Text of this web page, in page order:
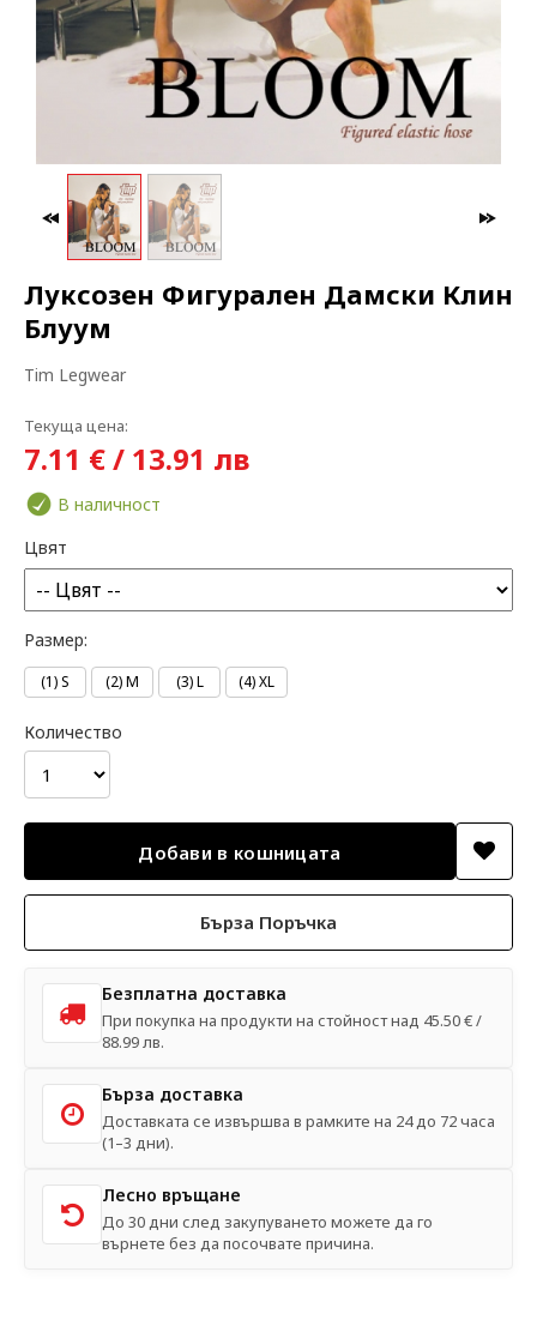
МАКСИ МОДА
Луксозен Фигурален Дамски Клин
Блуум
Tim Legwear
Текуща цена:
7.11 € / 13.91 лв
В наличност
Цвят
Размер:
(1) S (2) M (3) L (4) XL
Количество
Бърза Поръчка
Безплатна доставка
При покупка на продукти на стойност над 45.50 € /
88.99 лв.
Бърза доставка
Доставката се извършва в рамките на 24 до 72 часа
(1–3 дни).
Лесно връщане
До 30 дни след закупуването можете да го
върнете без да посочвате причина.